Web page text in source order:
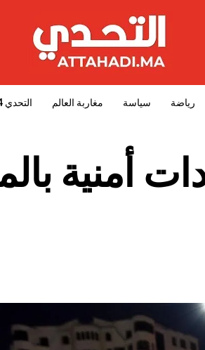
رياضة سياسة مغاربة العالم التحدي 24
أمنية